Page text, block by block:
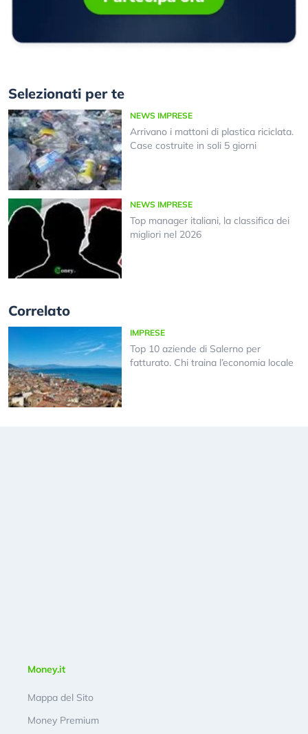
Selezionati per te
NEWS IMPRESE
Arrivano i mattoni di plastica riciclata.
Case costruite in soli 5 giorni
NEWS IMPRESE
Top manager italiani, la classifica dei
migliori nel 2026
Correlato
IMPRESE
Top 10 aziende di Salerno per
fatturato. Chi traina l’economia locale
Money.it
Mappa del Sito
Money Premium